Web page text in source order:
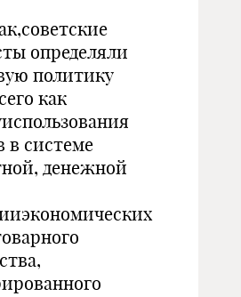
определяли
политику
как
в системе
денежной